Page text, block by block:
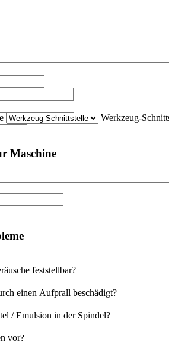
Werkzeug-
Maschine
feststellbar?
einen Aufprall beschädigt?
/ Emulsion in der Spindel?
vor?